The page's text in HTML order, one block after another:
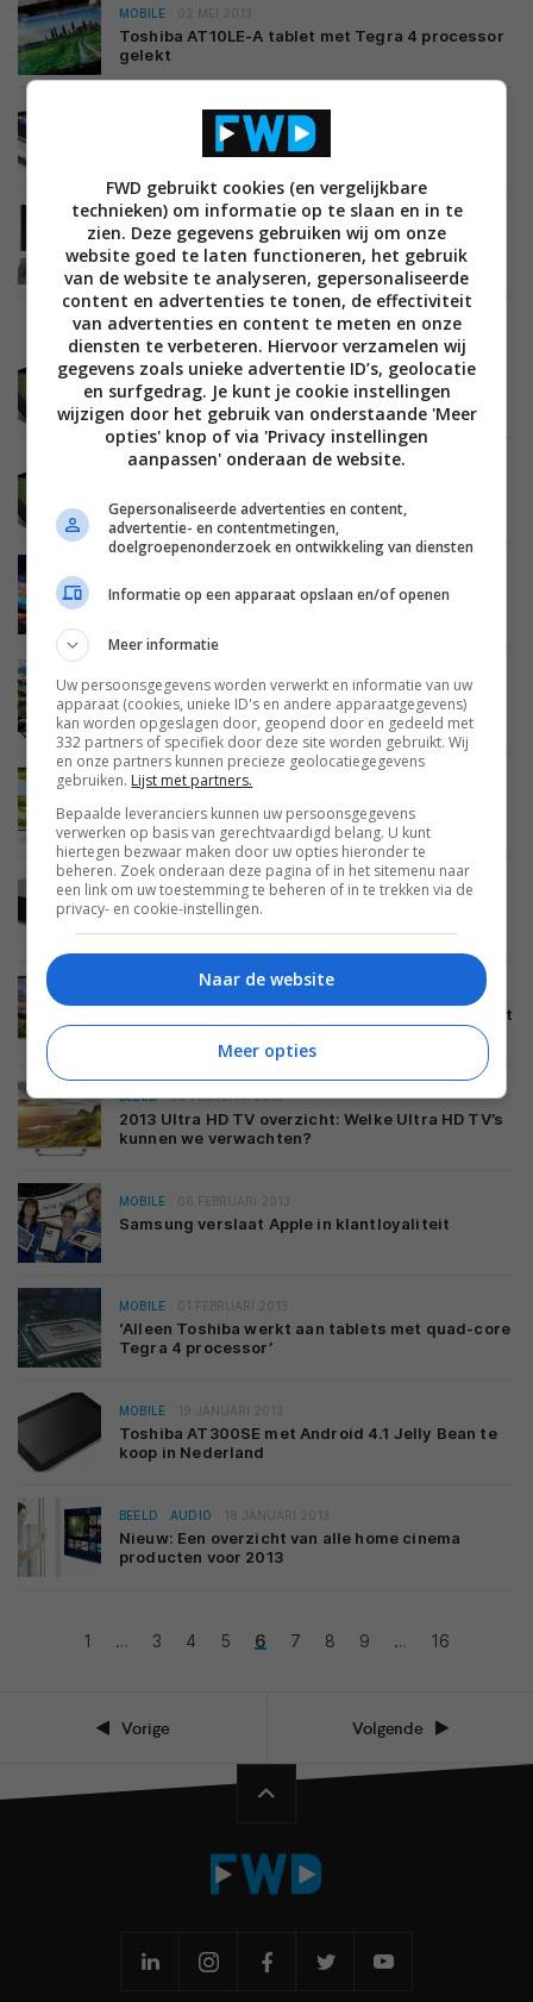
MOBILE 02 MEI 2013
Toshiba AT10LE-A tablet met Tegra 4 processor
gelekt
02 MEI 2013
Toshiba lanceert WT310 Windows 8 tablet voor
zakelijke gebruikers
MOBILE
Toshiba lanceert Portege Z10t Windows 8
convertible
MOBILE 18 APRIL 2013
Toshiba AT10 tablet met Tegra 4 chip verschijnt
bij Amerikaanse FCC
MOBILE 11 APRIL 2013
Toshiba duiken op
Toshiba Portege Z10t Windows 8 convertible
06 APRIL 2013
Dit jaar een nieuwe tv kopen? De beste tips en
adviezen op een rijtje
BEELD 22 MAART 2013
Toshiba 2013 3D LED TV line-up (L7, M8 en M9
series)
BEELD 22 MAART 2013
Toshiba lanceert BDX5400KE en BDX4400KE 3D
Toshiba introduceert L4, M6, L7 en M8 LED Smart
BEELD 08 FEBRUARI 2013
2013 Ultra HD TV overzicht: Welke Ultra HD TV’s
kunnen we verwachten?
MOBILE 06 FEBRUARI 2013
Samsung verslaat Apple in klantloyaliteit
MOBILE 01 FEBRUARI 2013
‘Alleen Toshiba werkt aan tablets met quad-core
Tegra 4 processor’
MOBILE 19 JANUARI 2013
Toshiba AT300SE met Android 4.1 Jelly Bean te
koop in Nederland
BEELD AUDIO 18 JANUARI 2013
Nieuw: Een overzicht van alle home cinema
producten voor 2013
1 … 3 4 5 6 7 8 9 … 16
Vorige Volgende
FWD gebruikt cookies (en vergelijkbare
technieken) om informatie op te slaan en in te
zien. Deze gegevens gebruiken wij om onze
website goed te laten functioneren, het gebruik
van de website te analyseren, gepersonaliseerde
content en advertenties te tonen, de effectiviteit
van advertenties en content te meten en onze
diensten te verbeteren. Hiervoor verzamelen wij
gegevens zoals unieke advertentie ID’s, geolocatie
en surfgedrag. Je kunt je cookie instellingen
wijzigen door het gebruik van onderstaande 'Meer
opties' knop of via 'Privacy instellingen
aanpassen' onderaan de website.
Gepersonaliseerde advertenties en content,
advertentie- en contentmetingen,
doelgroepenonderzoek en ontwikkeling van diensten
Informatie op een apparaat opslaan en/of openen
Meer informatie
Uw persoonsgegevens worden verwerkt en informatie van uw
apparaat (cookies, unieke ID's en andere apparaatgegevens)
kan worden opgeslagen door, geopend door en gedeeld met
332 partners of specifiek door deze site worden gebruikt. Wij
en onze partners kunnen precieze geolocatiegegevens
gebruiken. Lijst met partners.
Bepaalde leveranciers kunnen uw persoonsgegevens
verwerken op basis van gerechtvaardigd belang. U kunt
hiertegen bezwaar maken door uw opties hieronder te
beheren. Zoek onderaan deze pagina of in het sitemenu naar
een link om uw toestemming te beheren of in te trekken via de
privacy- en cookie-instellingen.
Naar de website
Meer opties